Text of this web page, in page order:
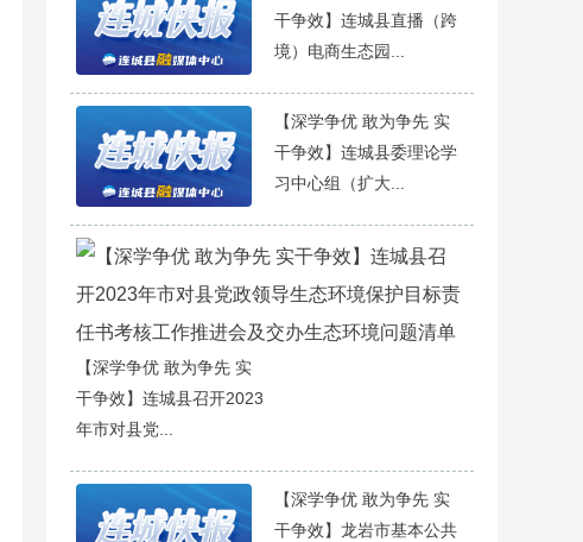
干争效】连城县直播（跨
境）电商生态园...
【深学争优 敢为争先 实
干争效】连城县委理论学
习中心组（扩大...
【深学争优 敢为争先 实
干争效】连城县召开2023
年市对县党...
【深学争优 敢为争先 实
干争效】龙岩市基本公共